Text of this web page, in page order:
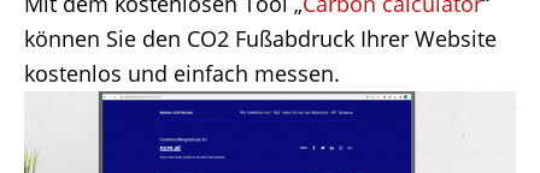
können Sie den CO2 Fußabdruck Ihrer Website
kostenlos und einfach messen.